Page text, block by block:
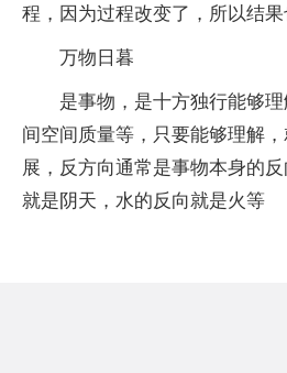
程，因为过程改变了，所以结
万物日暮
是事物，是十方独行能够
间空间质量等，只要能够理解
展，反方向通常是事物本身的
就是阴天，水的反向就是火等